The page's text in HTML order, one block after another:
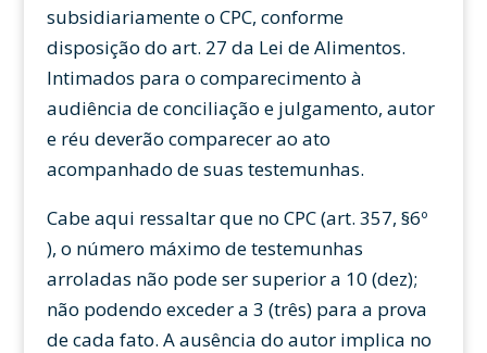
subsidiariamente o CPC, conforme
disposição do art. 27 da Lei de Alimentos.
Intimados para o comparecimento à
audiência de conciliação e julgamento, autor
e réu deverão comparecer ao ato
acompanhado de suas testemunhas.
Cabe aqui ressaltar que no CPC (art. 357, §6º
), o número máximo de testemunhas
arroladas não pode ser superior a 10 (dez);
não podendo exceder a 3 (três) para a prova
de cada fato. A ausência do autor implica no